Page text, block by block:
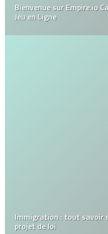
Bienvenue sur Empire.io
Jeu en Ligne
Immigration : tout savoir
projet de loi